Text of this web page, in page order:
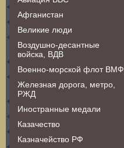
Афганистан
Великие люди
Воздушно-десантные
войска, ВДВ
Военно-морской флот ВМФ
Железная дорога, метро,
РЖД
Иностранные медали
Казачество
Казначейство РФ